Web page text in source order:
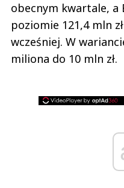
obecnym kwartale, a
poziomie 121,4 mln
wcześniej. W
miliona do 10 mln zł.